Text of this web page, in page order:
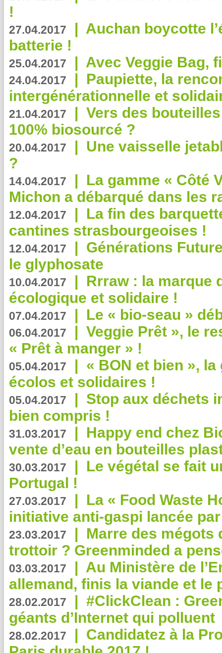
!
27.04.2017 | Auchan boycotte
batterie !
25.04.2017 | Avec Veggie Bag,
24.04.2017 | Paupiette, la
intergénérationnelle et
21.04.2017 | Vers des
100% biosourcé ?
20.04.2017 | Une vaisselle
?
14.04.2017 | La gamme « Côté
Michon a débarqué dans les
12.04.2017 | La fin des
cantines strasbourgeoises !
12.04.2017 | Générations
le glyphosate
10.04.2017 | Rrraw : la marque
écologique et solidaire !
07.04.2017 | Le « bio-seau »
06.04.2017 | Veggie Prêt », le
« Prêt à manger » !
05.04.2017 | « BON et bien »,
écolos et solidaires !
05.04.2017 | Stop aux déchets
bien compris !
31.03.2017 | Happy end chez
vente d’eau en bouteilles
30.03.2017 | Le végétal se fait
Portugal !
27.03.2017 | La « Food Waste
initiative anti-gaspi lancée
23.03.2017 | Marre des mégots
trottoir ? Greenminded a
03.03.2017 | Au Ministère de
allemand, finis la viande et le
28.02.2017 | #ClickClean :
géants d’Internet qui polluent
28.02.2017 | Candidatez à la